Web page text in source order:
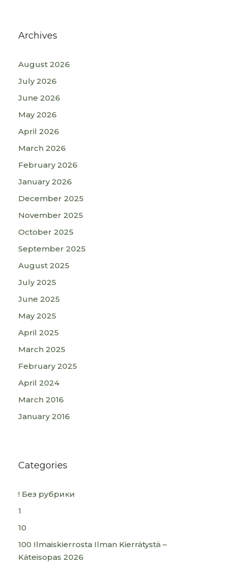
Archives
August 2026
July 2026
June 2026
May 2026
April 2026
March 2026
February 2026
January 2026
December 2025
November 2025
October 2025
September 2025
August 2025
July 2025
June 2025
May 2025
April 2025
March 2025
February 2025
April 2024
March 2016
January 2016
Categories
! Без рубрики
1
10
100 Ilmaiskierrosta Ilman Kierrätystä –
Käteisopas 2026